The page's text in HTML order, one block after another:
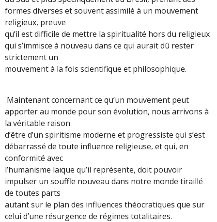
formes diverses et souvent assimilé à un mouvement
religieux, preuve
qu’il est difficile de mettre la spiritualité hors du religieux
qui s’immisce à nouveau dans ce qui aurait dû rester
strictement un
mouvement à la fois scientifique et philosophique.
Maintenant concernant ce qu’un mouvement peut
apporter au monde pour son évolution, nous arrivons à
la véritable raison
d’être d’un spiritisme moderne et progressiste qui s’est
débarrassé de toute influence religieuse, et qui, en
conformité avec
l’humanisme laïque qu’il représente, doit pouvoir
impulser un souffle nouveau dans notre monde tiraillé
de toutes parts
autant sur le plan des influences théocratiques que sur
celui d’une résurgence de régimes totalitaires.